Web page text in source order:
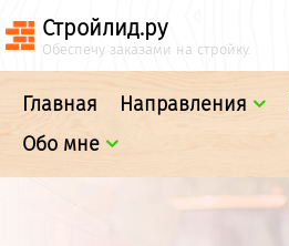
Стройлид.ру
Обеспечу заказами на стройку.
Главная Направления
Обо мне